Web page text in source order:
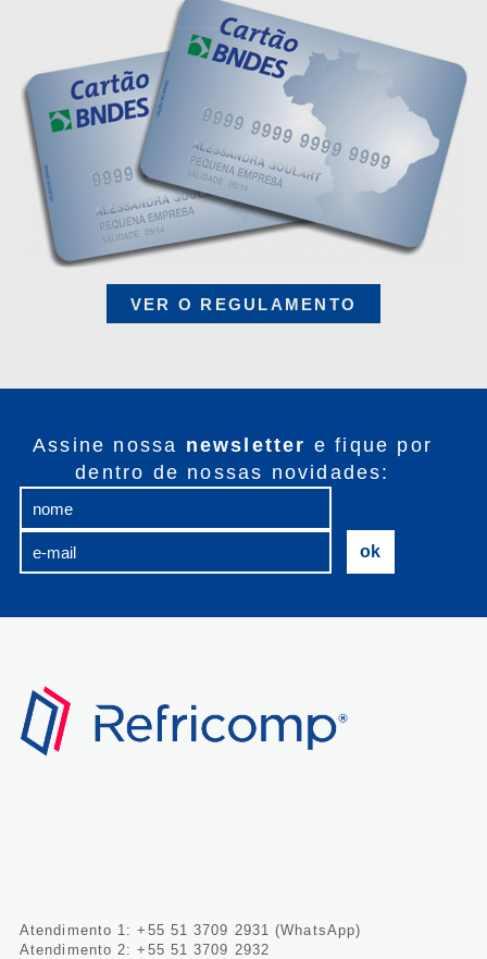
VER O REGULAMENTO
Assine nossa newsletter e fique por
dentro de nossas novidades:
Atendimento 1: +55 51 3709 2931 (WhatsApp)
Atendimento 2: +55 51 3709 2932